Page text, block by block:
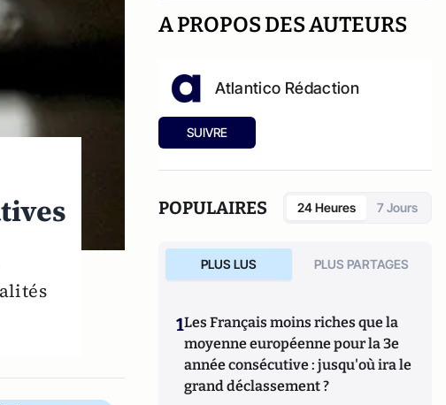
A PROPOS DES AUTEURS
Atlantico Rédaction
SUIVRE
POPULAIRES 24 Heures 7 Jours
PLUS LUS PLUS PARTAGES
1Les Français moins riches que la
moyenne européenne pour la 3e
année consécutive : jusqu'où ira le
grand déclassement ?